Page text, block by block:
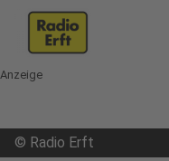
Anzeige
© Radio Erft